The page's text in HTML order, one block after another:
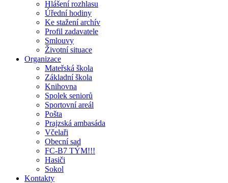
Hlášení rozhlasu
Úřední hodiny
Ke stažení archív
Profil zadavatele
Smlouvy
Životní situace
Organizace
Mateřská škola
Základní škola
Knihovna
Spolek seniorů
Sportovní areál
Pošta
Prajzská ambasáda
Včelaři
Obecní sad
FC-B7 TÝM!!!
Hasiči
Sokol
Kontakty